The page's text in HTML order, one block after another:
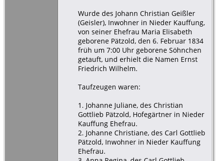
Wurde des Johann Christian Geißler
(Geisler), Inwohner in Nieder Kauffung,
von seiner Ehefrau Maria Elisabeth
geborene Pätzold, den 6. Februar 1834
früh um 7:00 Uhr geborene Söhnchen
getauft, und erhielt die Namen Ernst
Friedrich Wilhelm.
Taufzeugen waren:
1. Johanne Juliane, des Christian
Gottlieb Pätzold, Hofegärtner in Nieder
Kauffung Ehefrau.
2. Johanne Christiane, des Carl Gottlieb
Pätzold, Inwohner in Nieder Kauffung
Ehefrau.